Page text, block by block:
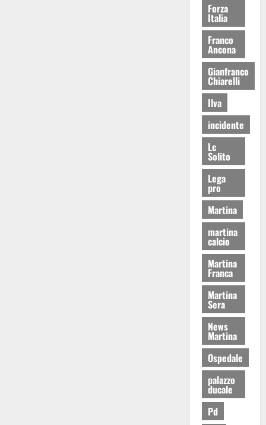
Forza
Italia
Franco
Ancona
Gianfranco
Chiarelli
Ilva
incidente
Lc
Solito
Lega
pro
Martina
martina
calcio
Martina
Franca
Martina
Sera
News
Martina
Ospedale
palazzo
ducale
Pd